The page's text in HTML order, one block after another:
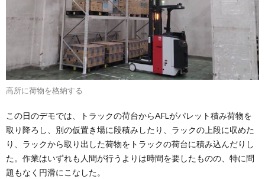
高所に荷物を格納する
この日のデモでは、トラックの荷台からAFLがパレット積み荷物を
取り降ろし、別の仮置き場に段積みしたり、ラックの上段に収めた
り、ラックから取り出した荷物をトラックの荷台に積み込んだりし
た。作業はいずれも人間が行うよりは時間を要したものの、特に問
題もなく円滑にこなした。